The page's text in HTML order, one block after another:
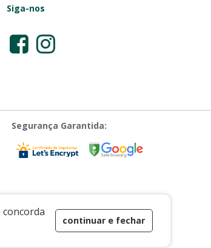
continuar e fechar
Siga-nos
Segurança Garantida: